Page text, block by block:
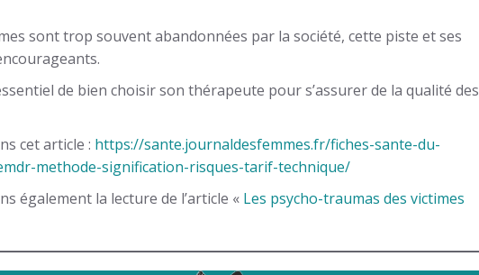
sont trop souvent abandonnées par la société, cette piste et ses
de bien choisir son thérapeute pour s’assurer de la qualité des
cet article : https://sante.journaldesfemmes.fr/fiches-sante-du-
methode-signification-risques-tarif-technique/
également la lecture de l’article « Les psycho-traumas des victimes